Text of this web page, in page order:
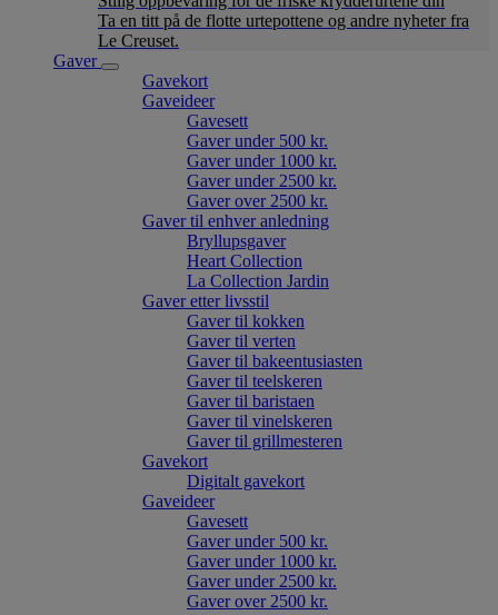
Ta en titt på de flotte urtepottene og andre nyheter fra
Le Creuset.
Gaver
Gavekort
Gaveideer
Gavesett
Gaver under 500 kr.
Gaver under 1000 kr.
Gaver under 2500 kr.
Gaver over 2500 kr.
Gaver til enhver anledning
Bryllupsgaver
Heart Collection
La Collection Jardin
Gaver etter livsstil
Gaver til kokken
Gaver til verten
Gaver til bakeentusiasten
Gaver til teelskeren
Gaver til baristaen
Gaver til vinelskeren
Gaver til grillmesteren
Gavekort
Digitalt gavekort
Gaveideer
Gavesett
Gaver under 500 kr.
Gaver under 1000 kr.
Gaver under 2500 kr.
Gaver over 2500 kr.